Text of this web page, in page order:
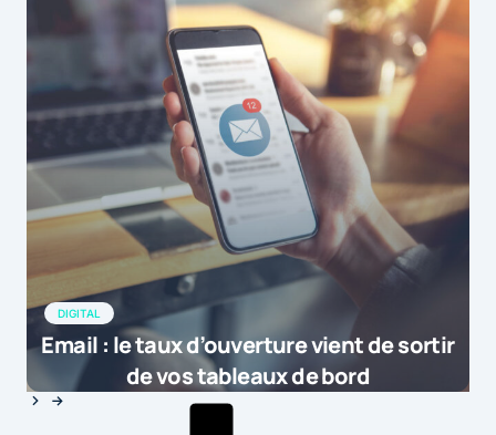
DIGITAL
Email : le taux d’ouverture vient de sortir
de vos tableaux de bord